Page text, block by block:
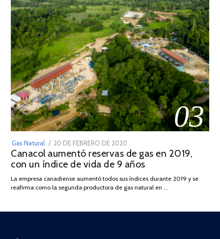
03
Gas Natural
POSTED
ON
20 DE FEBRERO DE 2020
DE
JULIO
2025
Canacol aumentó reservas de gas en 2019,
con un índice de vida de 9 años
La empresa canadiense aumentó todos sus índices durante 2019 y se
reafirma como la segunda productora de gas natural en …